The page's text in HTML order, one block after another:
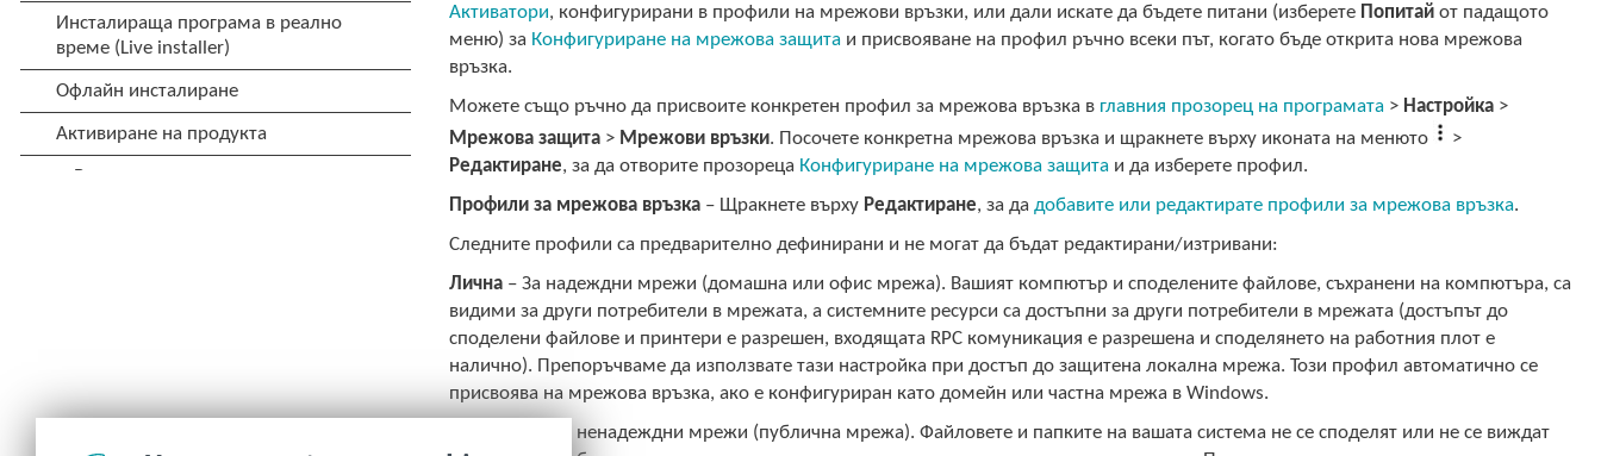
Активатори, конфигурирани в профили на мрежови връзки, или дали искате да бъдете питани (изберете Попитай от падащото
меню) за Конфигуриране на мрежова защита и присвояване на профил ръчно всеки път, когато бъде открита нова мрежова
връзка.
Можете също ръчно да присвоите конкретен профил за мрежова връзка в главния прозорец на програмата > Настройка >
Мрежова защита > Мрежови връзки. Посочете конкретна мрежова връзка и щракнете върху иконата на менюто
>
Редактиране, за да отворите прозореца Конфигуриране на мрежова защита и да изберете профил.
Профили за мрежова връзка – Щракнете върху Редактиране, за дадобавите или редактирате профили за мрежова връзка.
Следните профили са предварително дефинирани и не могат да бъдат редактирани/изтривани:
Лична – За надеждни мрежи (домашна или офис мрежа). Вашият компютър и споделените файлове, съхранени на компютъра, са
видими за други потребители в мрежата, а системните ресурси са достъпни за други потребители в мрежата (достъпът до
споделени файлове и принтери е разрешен, входящата RPC комуникация е разрешена и споделянето на работния плот е
налично). Препоръчваме да използвате тази настройка при достъп до защитена локална мрежа. Този профил автоматично се
присвоява на мрежова връзка, ако е конфигуриран като домейн или частна мрежа в Windows.
– За ненадеждни мрежи (публична мрежа). Файловете и папките на вашата система не се споделят или не се виждат